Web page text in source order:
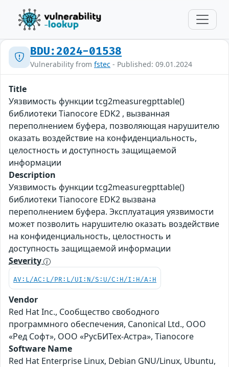
BDU:2024-01538
Vulnerability from fstec - Published: 09.01.2024
Title
Уязвимость функции tcg2measuregpttable()
библиотеки Tianocore EDK2 , вызванная
переполнением буфера, позволяющая нарушителю
оказать воздействие на конфиденциальность,
целостность и доступность защищаемой
информации
Description
Уязвимость функции tcg2measuregpttable()
библиотеки Tianocore EDK2 вызвана
переполнением буфера. Эксплуатация уязвимости
может позволить нарушителю оказать воздействие
на конфиденциальность, целостность и
доступность защищаемой информации
Severity
AV:L/AC:L/PR:L/UI:N/S:U/C:H/I:H/A:H
Vendor
Red Hat Inc., Сообщество свободного
программного обеспечения, Canonical Ltd., ООО
«Ред Софт», ООО «РусБИТех-Астра», Tianocore
Software Name
Red Hat Enterprise Linux, Debian GNU/Linux, Ubuntu,